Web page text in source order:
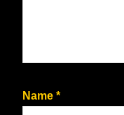
Name *